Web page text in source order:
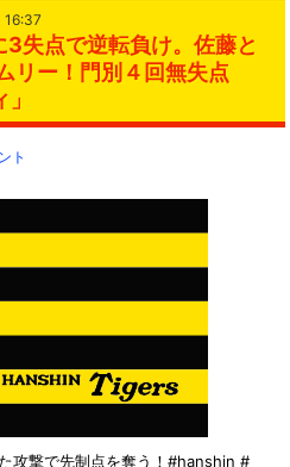
3失点で逆転負け。佐藤と
リー！門別４回無失点
ト
攻撃で先制点を奪う！#hanshin #